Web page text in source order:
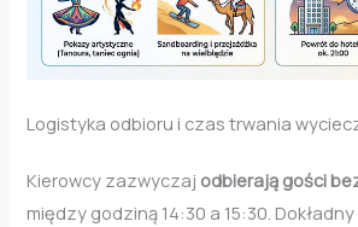
Logistyka odbioru i czas trwania
Kierowcy zazwyczaj odbierają gości
między godziną 14:30 a 15:30.